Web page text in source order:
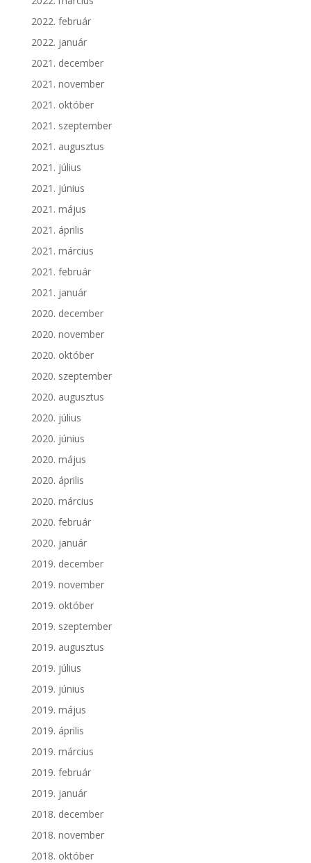
2022. február
2022. január
2021. december
2021. november
2021. október
2021. szeptember
2021. augusztus
2021. július
2021. június
2021. május
2021. április
2021. március
2021. február
2021. január
2020. december
2020. november
2020. október
2020. szeptember
2020. augusztus
2020. július
2020. június
2020. május
2020. április
2020. március
2020. február
2020. január
2019. december
2019. november
2019. október
2019. szeptember
2019. augusztus
2019. július
2019. június
2019. május
2019. április
2019. március
2019. február
2019. január
2018. december
2018. november
2018. október